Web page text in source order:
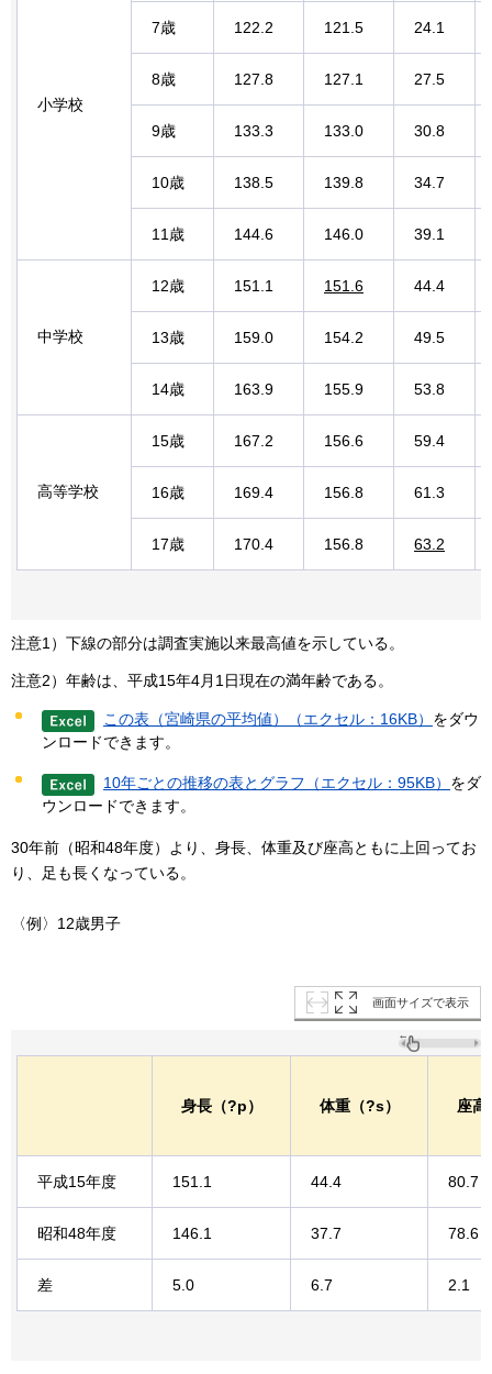
小学校
7歳 122.2 121.5 24.1
8歳 127.8 127.1 27.5
9歳 133.3 133.0 30.8
10歳 138.5 139.8 34.7
11歳 144.6 146.0 39.1
中学校
12歳 151.1 151.6 44.4
13歳 159.0 154.2 49.5
14歳 163.9 155.9 53.8
高等学校
15歳 167.2 156.6 59.4
16歳 169.4 156.8 61.3
17歳 170.4 156.8 63.2
注意1）下線の部分は調査実施以来最高値を示している。
注意2）年齢は、平成15年4月1日現在の満年齢である。
この表（宮崎県の平均値）（エクセル：16KB） をダウ
ンロードできます。
10年ごとの推移の表とグラフ（エクセル：95KB） をダ
ウンロードできます。
30年前（昭和48年度）より、身長、体重及び座高ともに上回ってお
り、足も長くなっている。
〈例〉12歳男子
画面サイズで表示
身長（?p） 体重（?s） 座
平成15年度 151.1 44.4 80.7
昭和48年度 146.1 37.7 78.6
差 5.0 6.7 2.1